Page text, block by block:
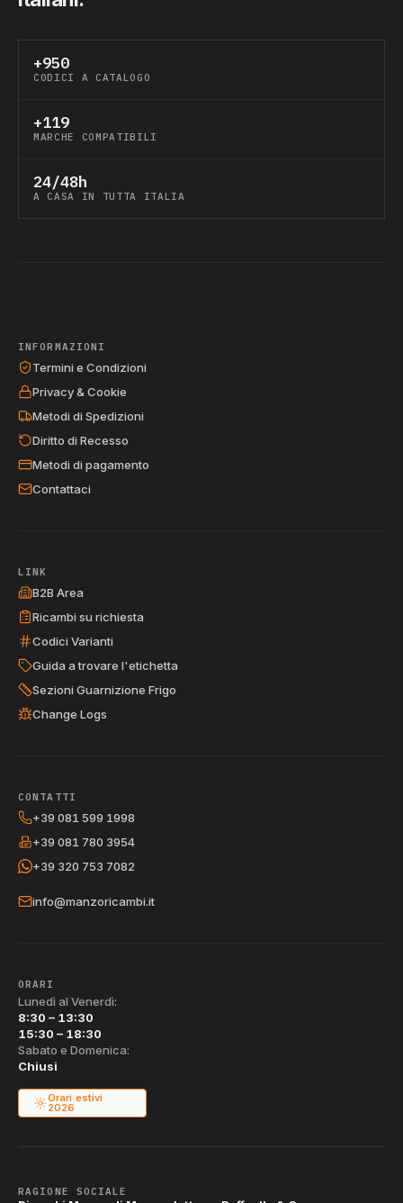
+950
CODICI A CATALOGO
+119
MARCHE COMPATIBILI
24/48h
A CASA IN TUTTA ITALIA
INFORMAZIONI
Termini e Condizioni
Privacy & Cookie
Metodi di Spedizioni
Diritto di Recesso
Metodi di pagamento
Contattaci
LINK
B2B Area
Ricambi su richiesta
Codici Varianti
Guida a trovare l'etichetta
Sezioni Guarnizione Frigo
Change Logs
CONTATTI
+39 081 599 1998
+39 081 780 3954
+39 320 753 7082
info@manzoricambi.it
ORARI
Lunedì al Venerdì:
8:30 – 13:30
15:30 – 18:30
Sabato e Domenica:
Chiusi
Orari estivi
2026
RAGIONE SOCIALE